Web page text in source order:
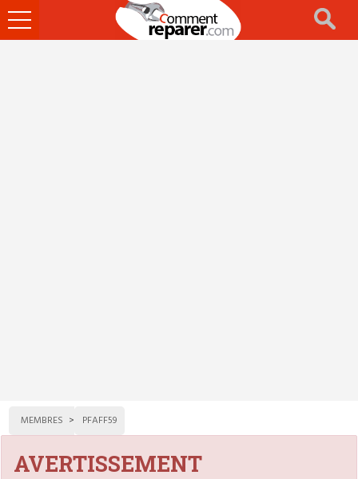
Ouvrir
le
MEMBRES PFAFF59
AVERTISSEMENT